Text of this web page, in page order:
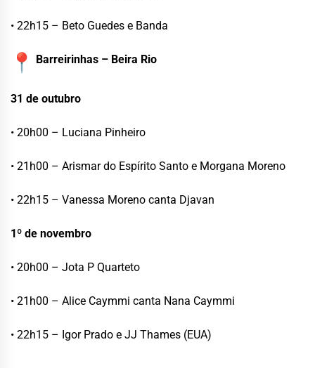
• 22h15 – Beto Guedes e Banda
Barreirinhas – Beira Rio
31 de outubro
• 20h00 – Luciana Pinheiro
• 21h00 – Arismar do Espírito Santo e Morgana Moreno
• 22h15 – Vanessa Moreno canta Djavan
1º de novembro
• 20h00 – Jota P Quarteto
• 21h00 – Alice Caymmi canta Nana Caymmi
• 22h15 – Igor Prado e JJ Thames (EUA)